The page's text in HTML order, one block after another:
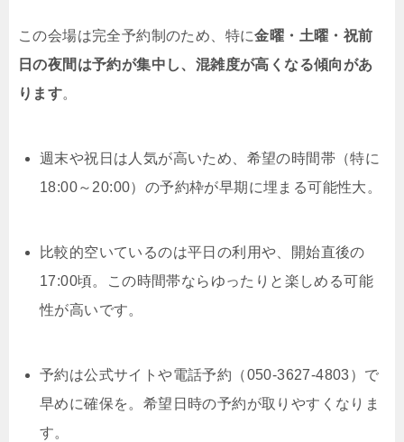
この会場は完全予約制のため、特に金曜・土曜・祝前
日の夜間は予約が集中し、混雑度が高くなる傾向があ
ります。
週末や祝日は人気が高いため、希望の時間帯（特に
18:00～20:00）の予約枠が早期に埋まる可能性大。
比較的空いているのは平日の利用や、開始直後の
17:00頃。この時間帯ならゆったりと楽しめる可能
性が高いです。
予約は公式サイトや電話予約（050-3627-4803）で
早めに確保を。希望日時の予約が取りやすくなりま
す。